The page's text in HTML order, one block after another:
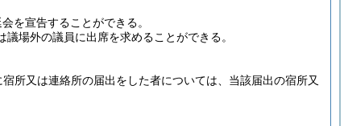
を宣告することができる。
場外の議員に出席を求めることができる。
宿所又は連絡所の届出をした者については、当該届出の宿所又